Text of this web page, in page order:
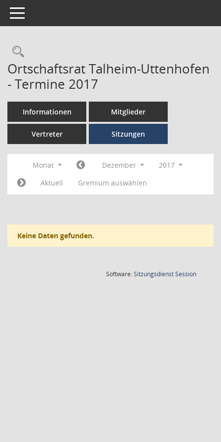
Toggle navigation
Ortschaftsrat Talheim-Uttenhofen
- Termine 2017
Informationen Mitglieder
Vertreter Sitzungen
Monat Dezember
2017
Aktuell
Gremium auswählen
Keine Daten gefunden.
Software:SitzungsdienstSession(Wird in